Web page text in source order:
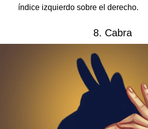
índice izquierdo sobre el derecho.
8. Cabra